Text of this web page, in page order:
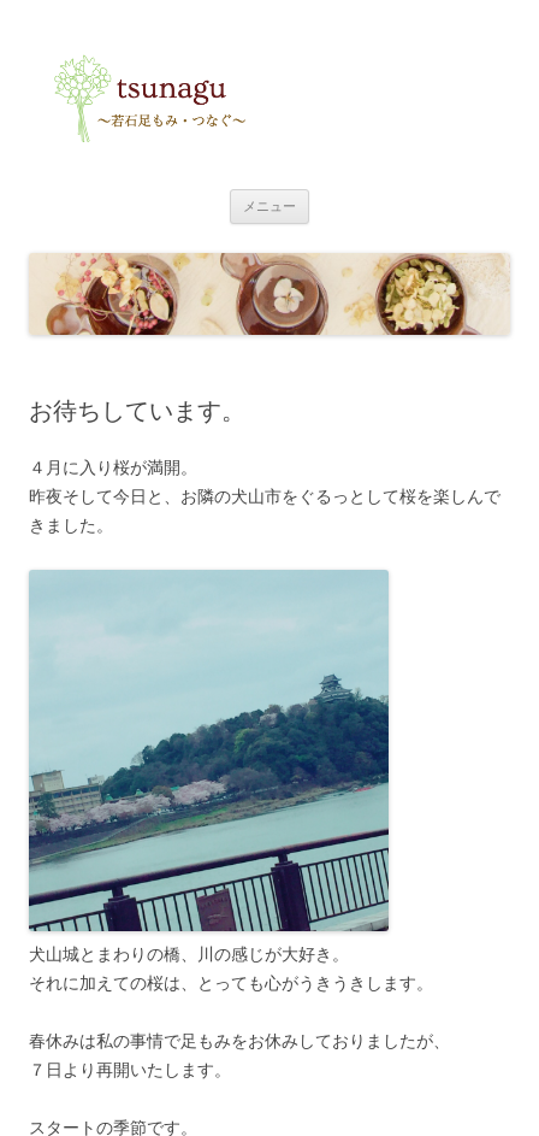
メニュー
ツ
へ
ス
キ
ッ
お待ちしています。
４月に入り桜が満開。
昨夜そして今日と、お隣の犬山市をぐるっとして桜を楽しんで
きました。
犬山城とまわりの橋、川の感じが大好き。
それに加えての桜は、とっても心がうきうきします。
春休みは私の事情で足もみをお休みしておりましたが、
７日より再開いたします。
スタートの季節です。